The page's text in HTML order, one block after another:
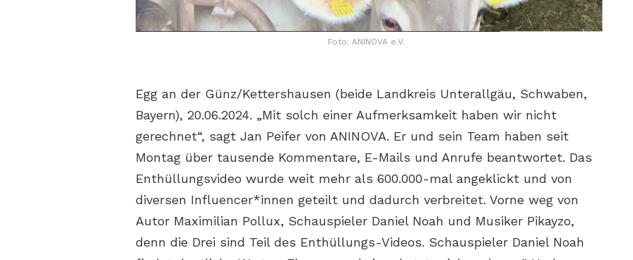
Foto: ANINOVA e.V.
Egg an der Günz/Kettershausen (beide Landkreis Unterallgäu, Schwaben,
Bayern), 20.06.2024. „Mit solch einer Aufmerksamkeit haben wir nicht
gerechnet“, sagt Jan Peifer von ANINOVA. Er und sein Team haben seit
Montag über tausende Kommentare, E-Mails und Anrufe beantwortet. Das
Enthüllungsvideo wurde weit mehr als 600.000-mal angeklickt und von
diversen Influencer*innen geteilt und dadurch verbreitet. Vorne weg von
Autor Maximilian Pollux, Schauspieler Daniel Noah und Musiker Pikayzo,
denn die Drei sind Teil des Enthüllungs-Videos. Schauspieler Daniel Noah